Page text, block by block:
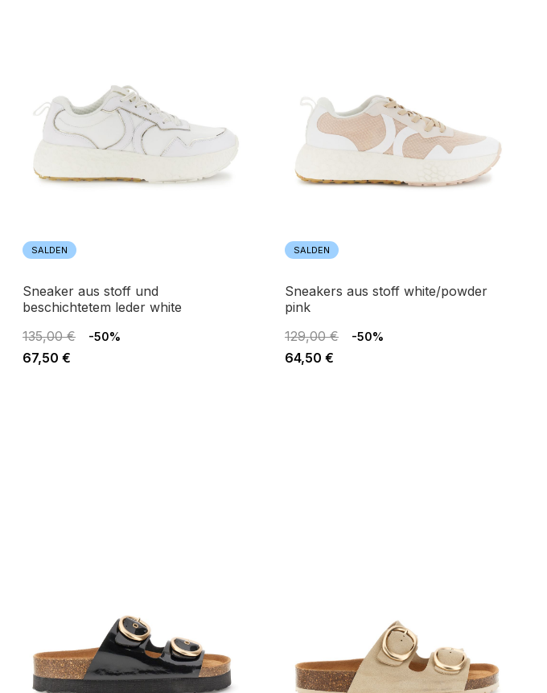
SALDEN
sneaker aus stoff und
beschichtetem leder white
135,00 €
-50%
67,50 €
SALDEN
sneakers aus stoff white/powder
pink
129,00 €
-50%
64,50 €